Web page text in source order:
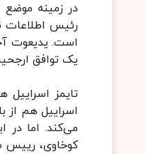
در زمینه موضع
رئیس اطلاعات
است. یدیعوت
یک توافق
تایمز
اسراییل هم از
می‌کند. اما در
کوخاوی، رییس